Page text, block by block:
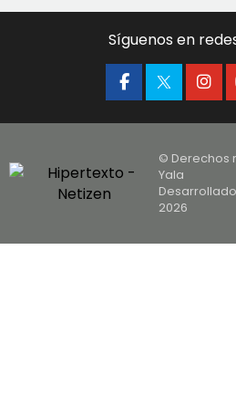
Síguenos en
© Derechos
Yala
2026